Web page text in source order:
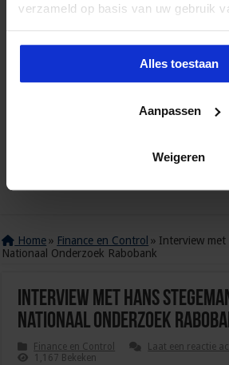
verzameld op basis van uw gebruik
Alles toestaan
Aanpassen
Weigeren
Home » Finance en Control » Interview met
Nationaal Onderzoek Rabobank
Interview met Hans
Nationaal Onderzoek
Finance en Control
Laat een reactie
1,167 Bekeken